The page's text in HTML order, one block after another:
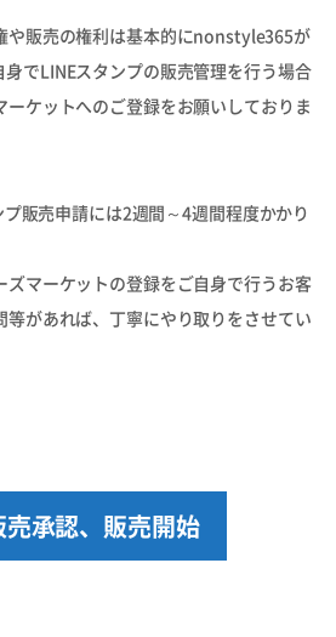
や販売の権利は基本的にnonstyle365が
でLINEスタンプの販売管理を行う場合
ーケットへのご登録をお願いしておりま
販売申請には2週間～4週間程度かかり
ズマーケットの登録をご自身で行うお客
等があれば、丁寧にやり取りをさせてい
承認、販売開始